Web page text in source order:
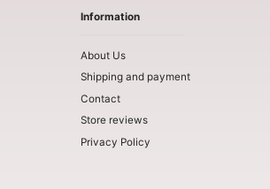
Information
About Us
Shipping and payment
Contact
Store reviews
Privacy Policy